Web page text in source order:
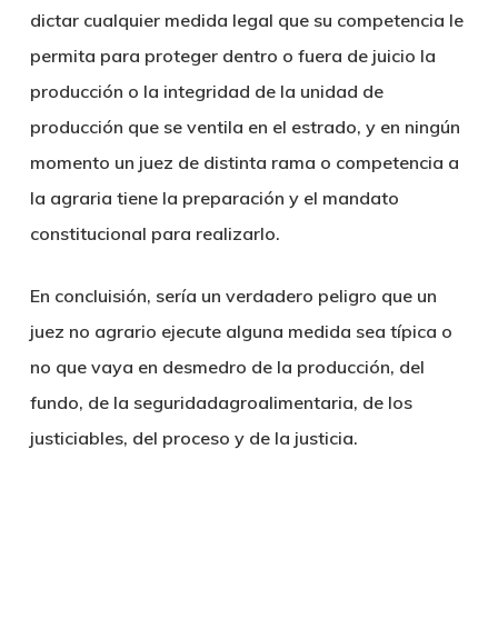
dictar cualquier medida legal que su competencia le
permita para proteger dentro o fuera de juicio la
producción o la integridad de la unidad de
producción que se ventila en el estrado, y en ningún
momento un juez de distinta rama o competencia a
la agraria tiene la preparación y el mandato
constitucional para realizarlo.
En concluisión, sería un verdadero peligro que un
juez no agrario ejecute alguna medida sea típica o
no que vaya en desmedro de la producción, del
fundo, de la seguridadagroalimentaria, de los
justiciables, del proceso y de la justicia.